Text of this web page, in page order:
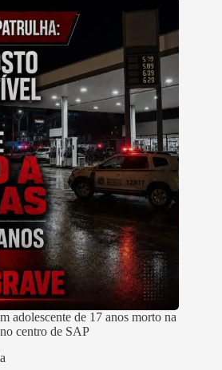
adolescente de 17 anos morto na
centro de SAP